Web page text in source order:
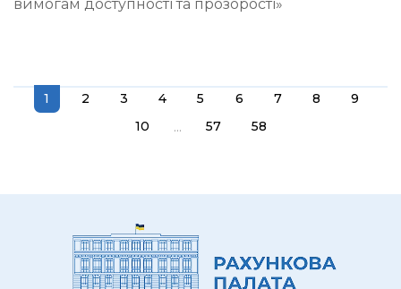
вимогам доступності та прозорості»
1 2 3 4 5 6 7 8
9
10
... 57 58